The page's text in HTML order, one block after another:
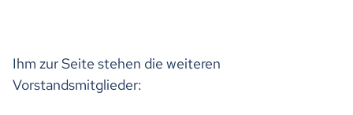
Ihm zur Seite stehen die weiteren
Vorstandsmitglieder: